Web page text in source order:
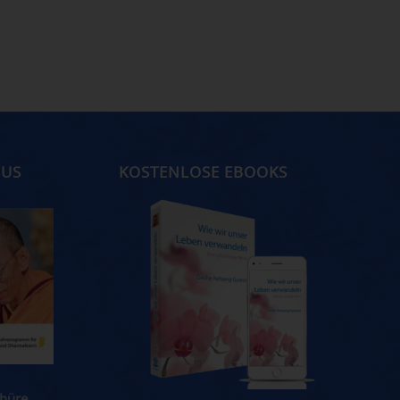
KOSTENLOSE EBOOKS